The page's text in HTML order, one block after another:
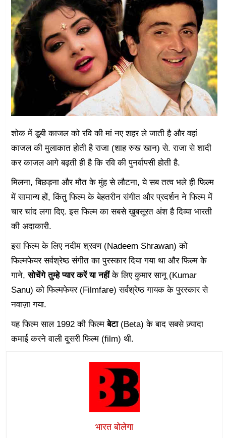
शोक में डूबी काजल को रवि की मां नए शहर ले जाती है और वहां
काजल की मुलाकात होती है राजा (शाह रुख खान) से. राजा से शादी
कर काजल आगे बढ़ती ही है कि रवि की पुनर्वापसी होती है.
मिलना, बिछड़ना और मौत के मुंह से लौटना, ये सब तत्व भले ही फिल्म
में सामान्य हों, किंतु फिल्म के बेहतरीन संगीत और प्रदर्शन ने फिल्म में
चार चांद लगा दिए. इस फिल्म का सबसे ख़ूबसूरत अंश है दिव्या भारती
की अदाकारी.
इस फिल्म के लिए नदीम श्रवण (Nadeem Shrawan) को
फिल्मफेयर सर्वश्रेष्ठ संगीत का पुरस्कार दिया गया था और फिल्म के
गाने,सोचेंगे तुम्हे प्यार करें या नहींके लिए कुमार सानू (Kumar
Sanu) को फिल्मफेयर (Filmfare) सर्वश्रेष्ठ गायक के पुरस्कार से
नवाज़ा गया.
यह फिल्म साल 1992 की फिल्मबेटा(Beta) के बाद सबसे ज़्यादा
कमाई करने वाली दूसरी फिल्म (film) थी.
भारत बोलेगा